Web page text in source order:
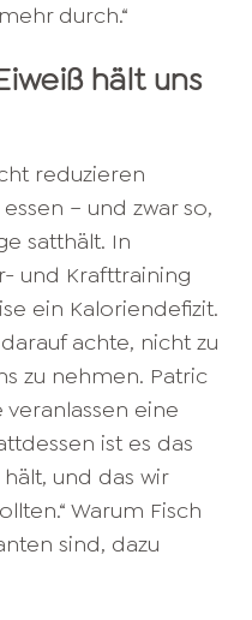
durch.“
hält uns
reduzieren
– und zwar so,
satthält. In
und Krafttraining
ein Kaloriendefizit.
achte, nicht zu
zu nehmen. Patric
veranlassen eine
ist es das
und das wir
Warum Fisch
sind, dazu